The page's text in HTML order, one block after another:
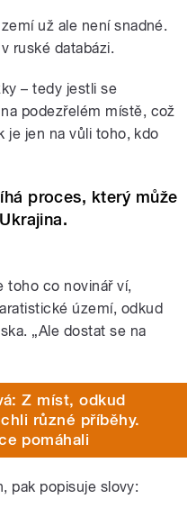
už ale není snadné.
ruské databázi.
– tedy jestli se
podezřelém místě, což
je jen na vůli toho, kdo
proces, který může
toho co novinář ví,
území, odkud
„Ale dostat se na
Z míst, odkud
různé příběhy.
pomáhali
pak popisuje slovy: